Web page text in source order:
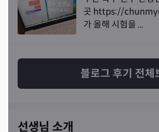
곳 https://
가 올해 시험을 ...
블로그 후기 전체
선생님 소개